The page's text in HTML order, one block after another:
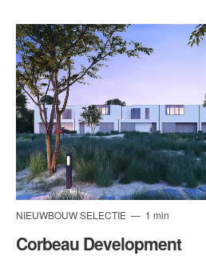
NIEUWBOUW SELECTIE 1 min
Corbeau Development